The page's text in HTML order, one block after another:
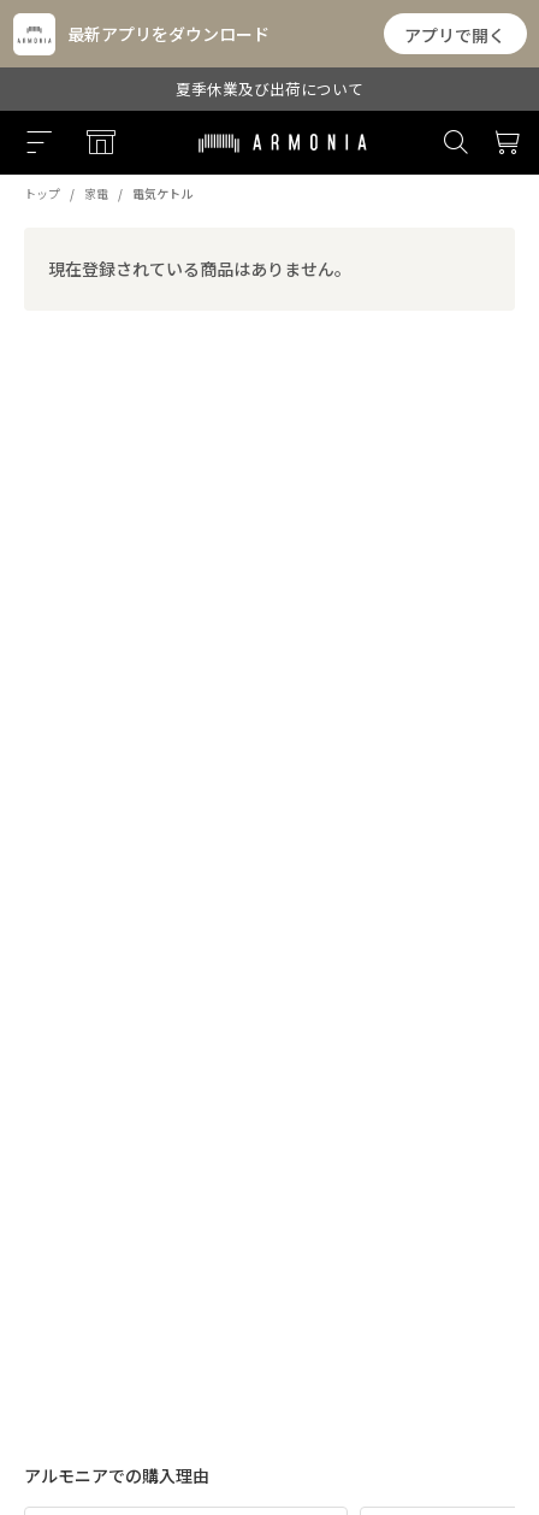
最新アプリをダウンロード アプリで開く
夏季休業及び出荷について
トップ 家電 電気ケトル
現在登録されている商品はありません。
アルモニアでの購入理由